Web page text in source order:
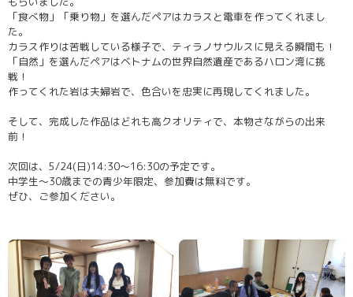
「食べ物」「乗り物」を選んだペアはカラスと電車を作ってくれまし
た。
カラス作りは苦戦している様子で、ティラノサウルスに見える瞬間も！
「自然」を選んだペアはベトナムの世界自然遺産であるハロン湾に挑
戦！
作ってくれた岩は夫婦岩で、色合いを忠実に再現してくれました。
そして、完成した作品はどれも高クオリティで、本物さながらの出来
前！
次回は、5/24(日)14:30～16:30の予定です。
中学生～30歳までの青少年限定、参加費は無料です。
ぜひ、ご参加ください。